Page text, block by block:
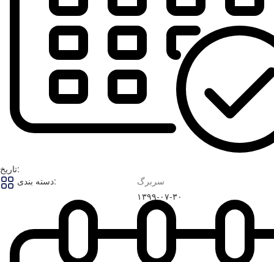
تاریخ:
دسته بندی:
سربرگ
۱۳۹۹-۰۷-۳۰